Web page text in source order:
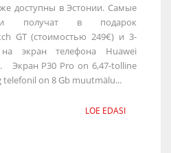
доступны в Эстонии. Самые
получат в подарок
GT (стоимостью 249€) и 3-
экран телефона Huawei
Экран P30 Pro on 6,47-tolline
telefonil on 8 Gb muutmälu...
LOE EDASI